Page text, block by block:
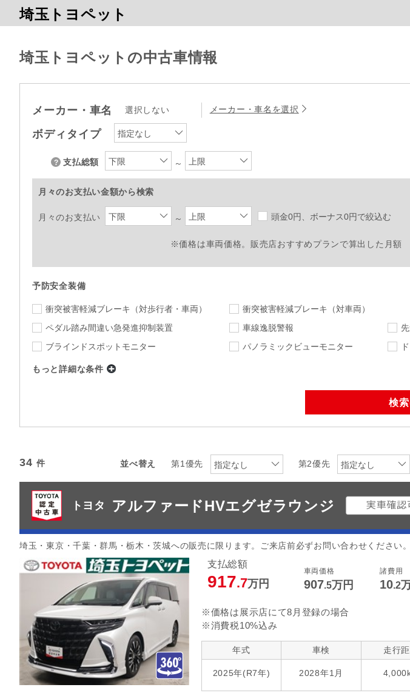
埼玉トヨペット
埼玉トヨペットの中古車情報
メーカー・車名 選択しない メーカー・車名を選択
ボディタイプ 指定なし
支払総額 下限 ～ 上限
月々のお支払い金額から検索
月々のお支払い 下限 ～ 上限 頭金0円、ボーナス0円で絞込む
※価格は車両価格。販売店おすすめプランで算出した月額
予防安全装備
衝突被害軽減ブレーキ （対歩行者・車両）
衝突被害軽減ブレーキ（対車両）
ペダル踏み間違い急発進抑制装置
車線逸脱警報
ブラインドスポットモニター
パノラミックビューモニター
もっと詳細な条件
走行距離 指定なし
ワンオーナー 修復歴無
カラー
カーナビ TV
リヤエアコン
ヘッドランプ 指定なし エアロパーツ 指定なし
34 並べ替え 第1優先 指定なし 第2優先 指定なし
トヨタ アルファードHVエグゼラウンジ
埼玉・東京・千葉・群馬・栃木・茨城への販売に限ります。ご来店前必ずお問い合わせください。
支払総額
917.7万円
車両価格
907.5万円
諸費用
10.2
※価格は展示店にて8月登録の場合
※消費税10%込み
年式
2025年(R7年)
車検
2028年1月
走行